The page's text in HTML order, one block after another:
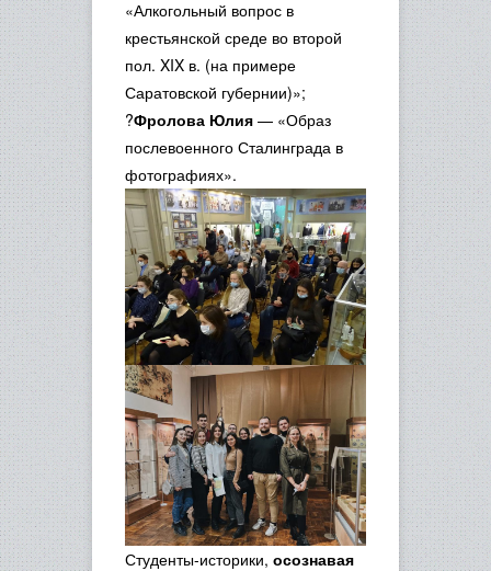
«Алкогольный вопрос в
крестьянской среде во второй
пол. XIX в. (на примере
Саратовской губернии)»;
?Фролова Юлия — «Образ
послевоенного Сталинграда в
фотографиях».
Студенты-историки, осознавая